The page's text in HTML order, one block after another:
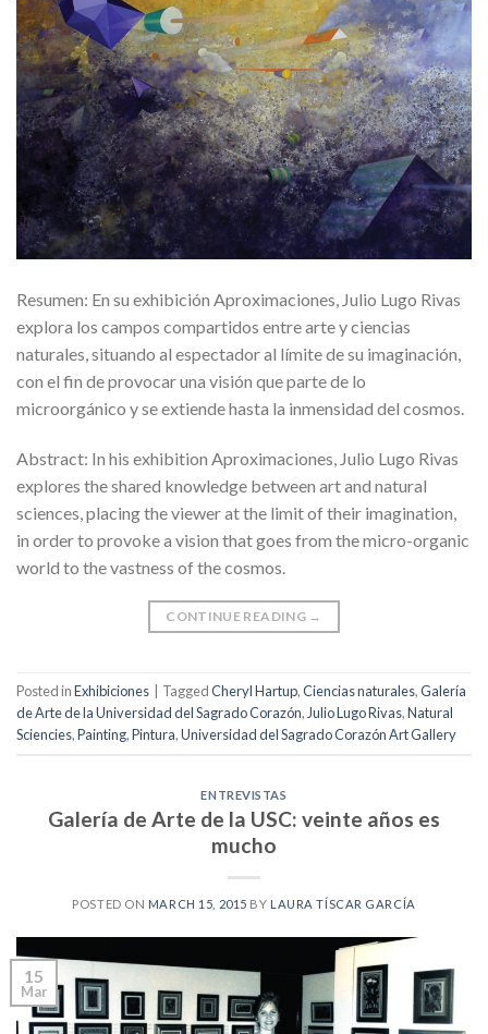
Resumen: En su exhibición Aproximaciones, Julio Lugo Rivas
explora los campos compartidos entre arte y ciencias
naturales, situando al espectador al límite de su imaginación,
con el fin de provocar una visión que parte de lo
microorgánico y se extiende hasta la inmensidad del cosmos.
Abstract: In his exhibition Aproximaciones, Julio Lugo Rivas
explores the shared knowledge between art and natural
sciences, placing the viewer at the limit of their imagination,
in order to provoke a vision that goes from the micro-organic
world to the vastness of the cosmos.
CONTINUE READING →
Posted inExhibiciones TaggedCheryl Hartup,Ciencias naturales,Galería
de Arte de la Universidad del Sagrado Corazón, Julio Lugo Rivas,Natural
Sciencies,Painting,Pintura,Universidad del Sagrado Corazón Art Gallery
ENTREVISTAS
Galería de Arte de la USC: veinte años es
mucho
POSTED ON MARCH 15, 2015 BY LAURA TÍSCAR GARCÍA
15
Mar